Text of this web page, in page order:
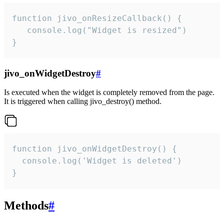
function jivo_onResizeCallback() {
   console.log("Widget is resized")
}
jivo_onWidgetDestroy#
Is executed when the widget is completely removed from the page.
It is triggered when calling jivo_destroy() method.
function jivo_onWidgetDestroy() {
  console.log('Widget is deleted')
}
Methods#